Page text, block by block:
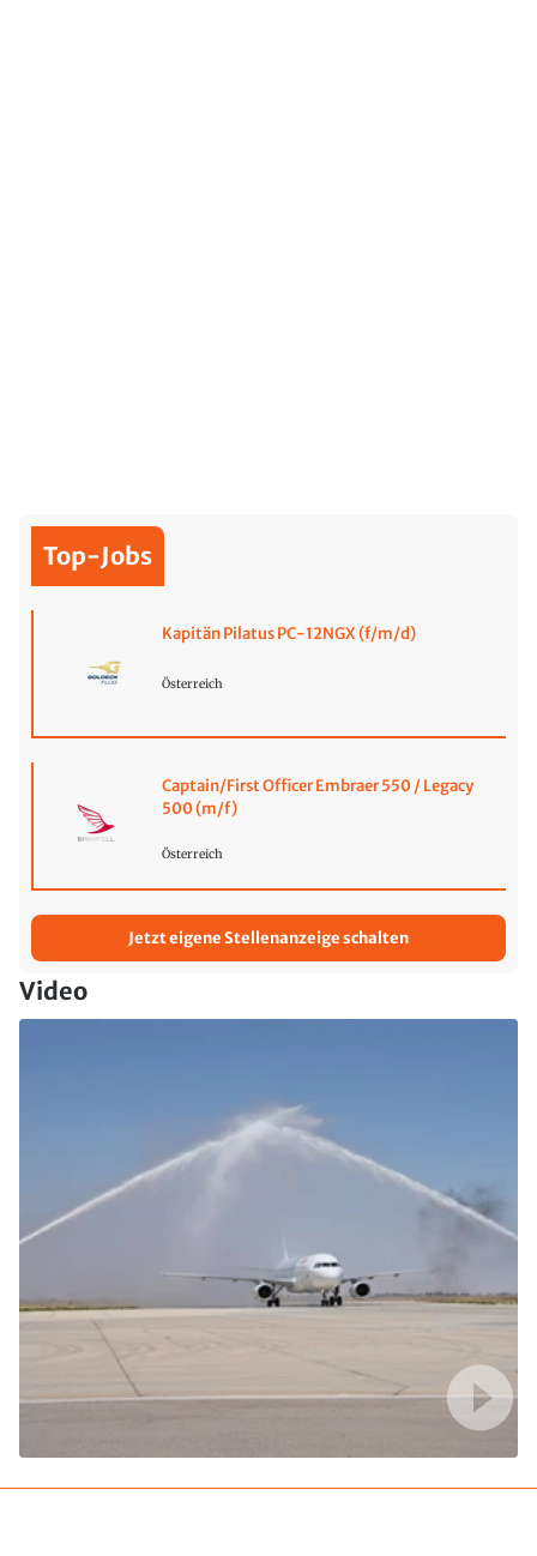
Top-Jobs
Kapitän Pilatus PC-12NGX (f/m/d)
Österreich
Captain/First Officer Embraer 550 / Legacy
500 (m/f)
Österreich
Jetzt eigene Stellenanzeige schalten
Video